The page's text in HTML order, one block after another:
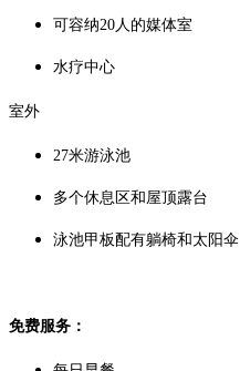
可容纳20人的媒体室
水疗中心
室外
27米游泳池
多个休息区和屋顶露台
泳池甲板配有躺椅和太阳伞
免费服务：